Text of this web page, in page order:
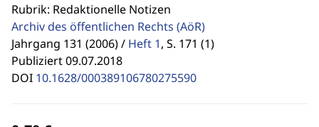
Rubrik: Redaktionelle Notizen
Archiv des öffentlichen Rechts (AöR)
Jahrgang 131 (2006) / Heft 1, S. 171 (1)
Publiziert 09.07.2018
DOI 10.1628/000389106780275590